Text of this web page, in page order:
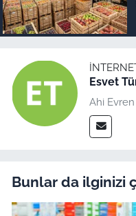
Esvet
Ahi
Bunlar da ilginizi